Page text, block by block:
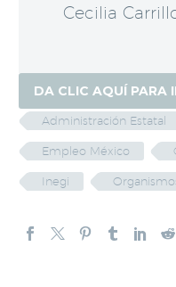
Cecilia
DA CLIC AQUÍ PARA
Administración Estatal
Empleo México
Inegi